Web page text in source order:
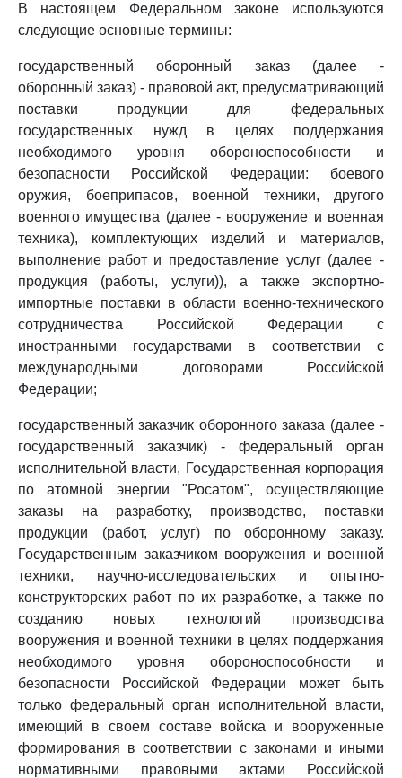
В настоящем Федеральном законе используются
следующие основные термины:
государственный оборонный заказ (далее -
оборонный заказ) - правовой акт, предусматривающий
поставки продукции для федеральных
государственных нужд в целях поддержания
необходимого уровня обороноспособности и
безопасности Российской Федерации: боевого
оружия, боеприпасов, военной техники, другого
военного имущества (далее - вооружение и военная
техника), комплектующих изделий и материалов,
выполнение работ и предоставление услуг (далее -
продукция (работы, услуги)), а также экспортно-
импортные поставки в области военно-технического
сотрудничества Российской Федерации с
иностранными государствами в соответствии с
международными договорами Российской
Федерации;
государственный заказчик оборонного заказа (далее -
государственный заказчик) - федеральный орган
исполнительной власти, Государственная корпорация
по атомной энергии "Росатом", осуществляющие
заказы на разработку, производство, поставки
продукции (работ, услуг) по оборонному заказу.
Государственным заказчиком вооружения и военной
техники, научно-исследовательских и опытно-
конструкторских работ по их разработке, а также по
созданию новых технологий производства
вооружения и военной техники в целях поддержания
необходимого уровня обороноспособности и
безопасности Российской Федерации может быть
только федеральный орган исполнительной власти,
имеющий в своем составе войска и вооруженные
формирования в соответствии с законами и иными
нормативными правовыми актами Российской